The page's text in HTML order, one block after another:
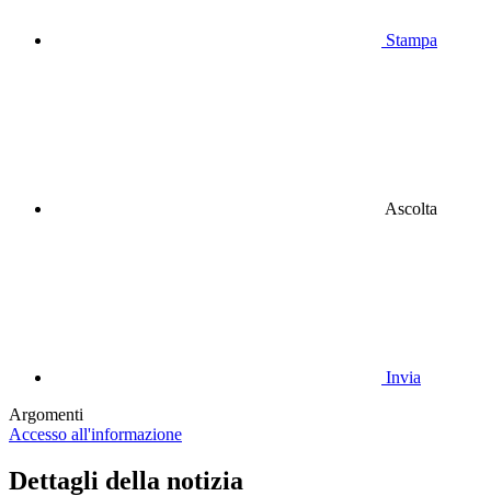
Stampa
Ascolta
Invia
Argomenti
Accesso all'informazione
Dettagli della notizia